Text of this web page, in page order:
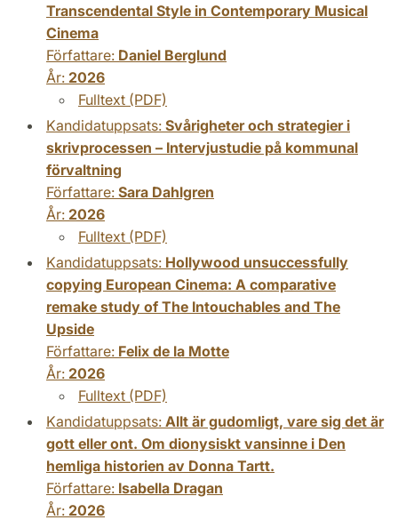
Transcendental Style in Contemporary Musical
Cinema
Författare: Daniel Berglund
År: 2026
Fulltext (PDF)
Kandidatuppsats: Svårigheter och strategier i
skrivprocessen – Intervjustudie på kommunal
förvaltning
Författare: Sara Dahlgren
År: 2026
Fulltext (PDF)
Kandidatuppsats: Hollywood unsuccessfully
copying European Cinema: A comparative
remake study of The Intouchables and The
Upside
Författare: Felix de la Motte
År: 2026
Fulltext (PDF)
Kandidatuppsats: Allt är gudomligt, vare sig det är
gott eller ont. Om dionysiskt vansinne i Den
hemliga historien av Donna Tartt.
Författare: Isabella Dragan
År: 2026